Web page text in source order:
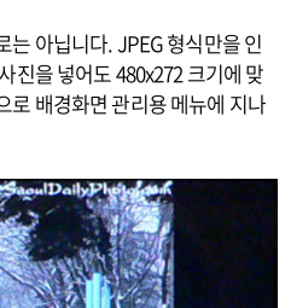
는 아닙니다. JPEG 형식만을 인
진을 넣어도 480x272 크기에 맞
로 배경화면 관리용 메뉴에 지나